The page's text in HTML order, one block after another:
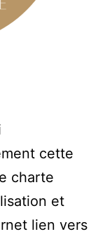
cette
charte
et
lien vers